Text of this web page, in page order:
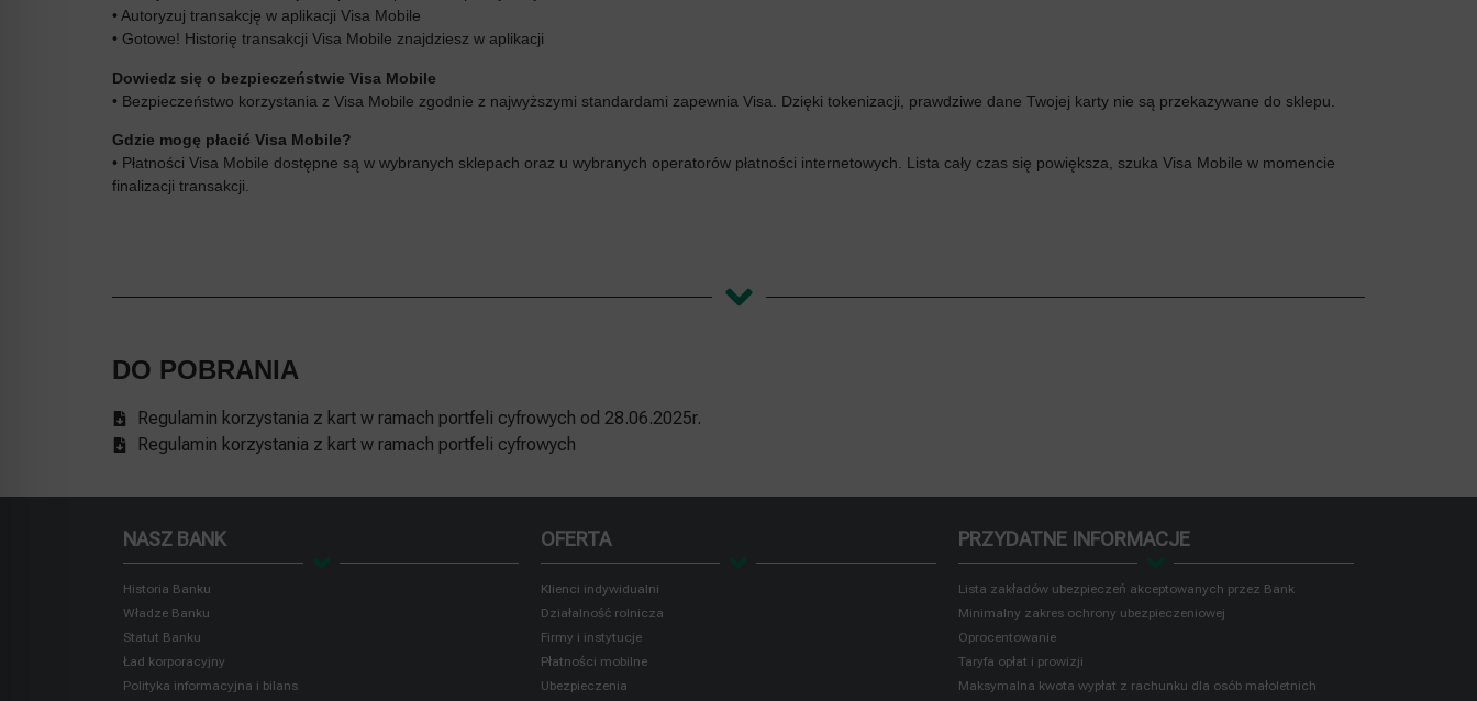
• Autoryzuj transakcję w aplikacji Visa Mobile
• Gotowe! Historię transakcji Visa Mobile znajdziesz w aplikacji
Dowiedz się o bezpieczeństwie Visa Mobile
• Bezpieczeństwo korzystania z Visa Mobile zgodnie z najwyższymi standardami zapewnia Visa. Dzięki tokenizacji, prawdziwe dane Twojej karty nie są przekazywane do sklepu.
Gdzie mogę płacić Visa Mobile?
• Płatności Visa Mobile dostępne są w wybranych sklepach oraz u wybranych operatorów płatności internetowych. Lista cały czas się powiększa, szuka Visa Mobile w momencie
finalizacji transakcji.
DO POBRANIA
Regulamin korzystania z kart w ramach portfeli cyfrowych od 28.06.2025r.
Regulamin korzystania z kart w ramach portfeli cyfrowych
NASZ BANK
Historia Banku
Władze Banku
Statut Banku
Ład korporacyjny
Polityka informacyjna i bilans
OFERTA
Klienci indywidualni
Działalność rolnicza
Firmy i instytucje
Płatności mobilne
Ubezpieczenia
PRZYDATNE INFORMACJE
Lista zakładów ubezpieczeń akceptowanych przez Bank
Minimalny zakres ochrony ubezpieczeniowej
Oprocentowanie
Taryfa opłat i prowizji
Maksymalna kwota wypłat z rachunku dla osób małoletnich